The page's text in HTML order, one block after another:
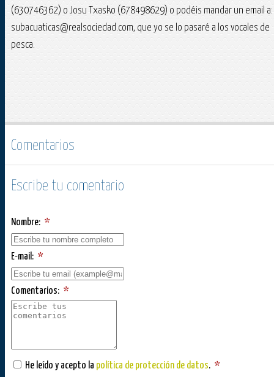
(630746362) o Josu Txasko (678498629) o podéis mandar un email a:
subacuaticas@realsociedad.com, que yo se lo pasaré a los vocales de
pesca.
Comentarios
Escribe tu comentario
Nombre: *
E-mail: *
Comentarios: *
He leído y acepto la política de protección de datos. *